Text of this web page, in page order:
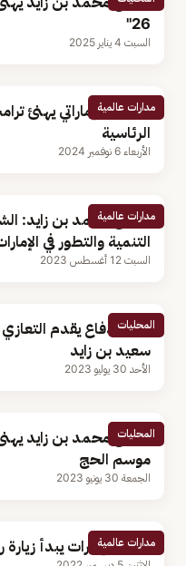
26"
السبت 4 يناير 2025
مدارات عالمية
الرئيس الإماراتي يهنئ
الرئاسية
الأربعاء 6 نوفمبر 2024
مدارات عالمية
الشيخ محمد بن زايد:
التنمية والتطور في
السبت 12 أغسطس 2023
المحليات
وزير الدفاع يقدم
سعيد بن زايد
الأحد 30 يوليو 2023
المحليات
الشيخ محمد بن زايد
موسم الحج
الجمعة 30 يونيو 2023
مدارات عالمية
رئيس الإمارات يبدأ